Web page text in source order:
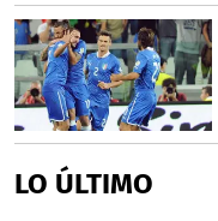
LO ÚLTIMO